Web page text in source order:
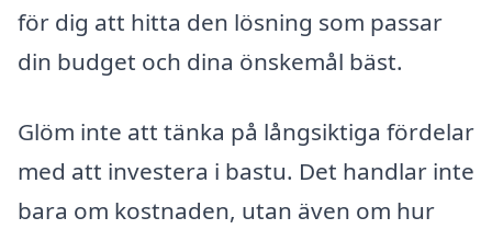
för dig att hitta den lösning som passar
din budget och dina önskemål bäst.
Glöm inte att tänka på långsiktiga fördelar
med att investera i bastu. Det handlar inte
bara om kostnaden, utan även om hur